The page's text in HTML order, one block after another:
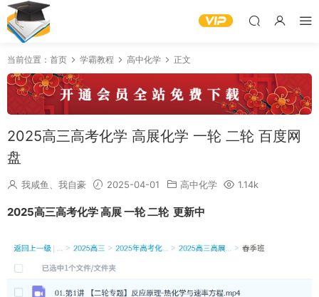
当前位置： 首页 学霸教程 高中化学 正文
2025高三高考化学 高展化学 一轮 二轮 百度网
盘
我咸鱼、我自豪 2025-04-01 高中化学 1.14k
2025高三高考化学 高展 一轮 二轮 更新中